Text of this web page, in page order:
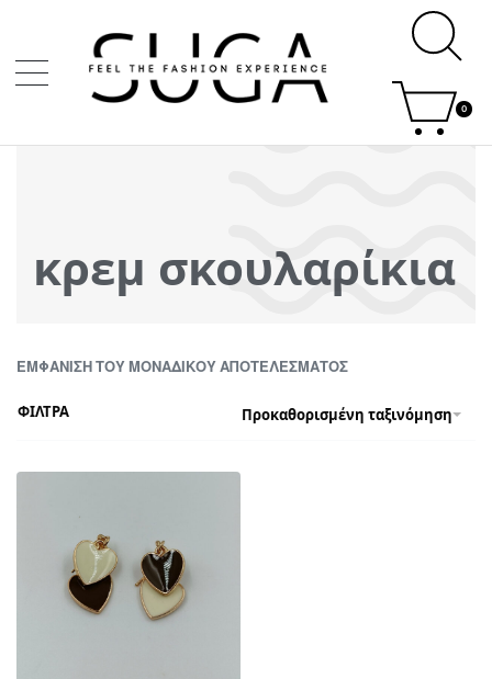
0
κρεμ σκουλαρίκια
ΕΜΦΆΝΙΣΗ ΤΟΥ ΜΟΝΑΔΙΚΟΎ ΑΠΟΤΕΛΈΣΜΑΤΟΣ
Προκαθορισμένη ταξινόμηση
ΦΙΛΤΡΑ